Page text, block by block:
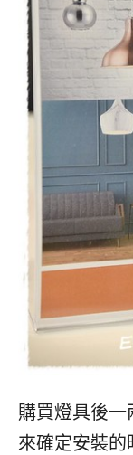
購買燈具後
來確定安裝的